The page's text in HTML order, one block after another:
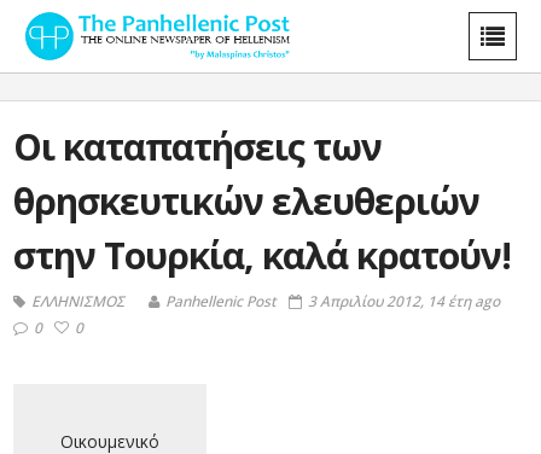
Οι καταπατήσεις των
θρησκευτικών ελευθεριών
στην Τουρκία, καλά κρατούν!
ΕΛΛΗΝΙΣΜΟΣ Panhellenic Post
3 Απριλίου 2012, 14 έτη ago
0
0
Οικουμενικό